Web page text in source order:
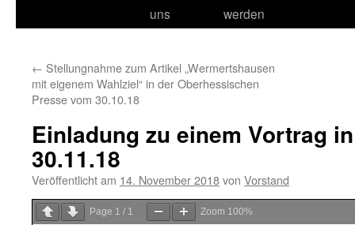
uns
werden
← Stellungnahme zum Artikel „Wermertshausen
mit eigenem Wahlziel“ in der Oberhessischen
Presse vom 30.10.18
Einladung zu einem Vortrag
30.11.18
Veröffentlicht am 14. November 2018von Vorstand
Page 1 / 1 Zoom 100%